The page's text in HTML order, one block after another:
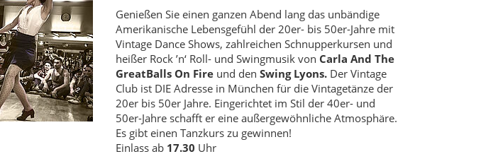
Genießen Sie einen ganzen Abend lang das unbändige
Amerikanische Lebensgefühl der 20er- bis 50er-Jahre mit
Vintage Dance Shows, zahlreichen Schnupperkursen und
heißer Rock ’n‘ Roll- und Swingmusik von Carla And The
GreatBalls On Fire und den Swing Lyons. Der Vintage
Club ist DIE Adresse in München für die Vintagetänze der
20er bis 50er Jahre. Eingerichtet im Stil der 40er- und
50er-Jahre schafft er eine außergewöhnliche Atmosphäre.
Es gibt einen Tanzkurs zu gewinnen!
Einlass ab 17.30 Uhr